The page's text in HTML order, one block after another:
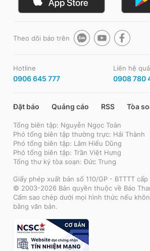
Theo dõi báo trên
Hotline
0906 645 777
Liên hệ
0908 780
Đặt báo Quảng cáo RSS Tòa
Tổng biên tập: Nguyễn Ngọc Toàn
Phó tổng biên tập thường trực: Hải Thành
Phó tổng biên tập: Lâm Hiếu Dũng
Phó tổng biên tập: Trần Việt Hưng
Tổng thư ký tòa soạn: Đức Trung
Giấy phép xuất bản số 110/GP - BTTTT
© 2003-2026 Bản quyền thuộc về Báo
Cấm sao chép dưới mọi hình thức nếu
bằng văn bản.